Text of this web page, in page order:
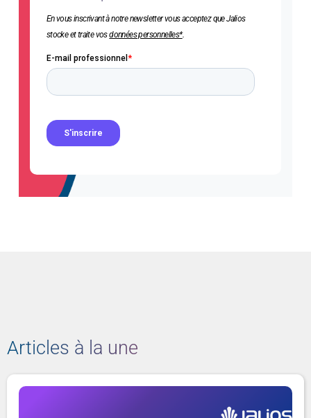
En vous inscrivant à notre newsletter vous acceptez que Jalios
stocke et traite vosdonnées personnelles*.
Articles à la une